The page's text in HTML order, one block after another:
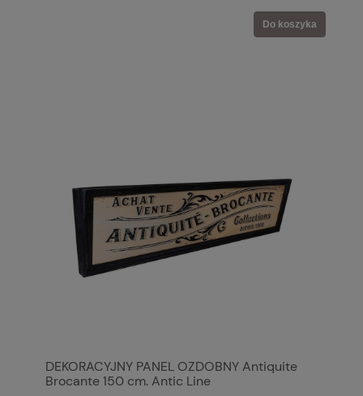
Do koszyka
DEKORACYJNY PANEL OZDOBNY Antiquite
Brocante 150 cm. Antic Line